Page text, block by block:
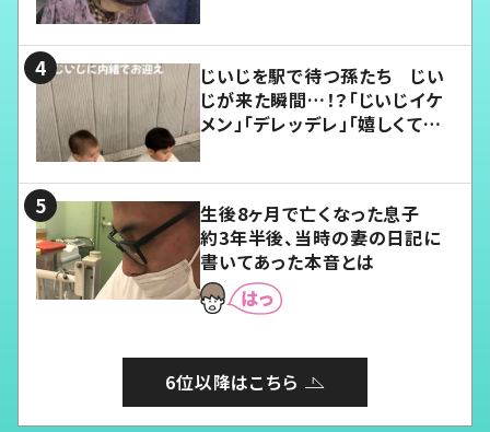
じいじを駅で待つ孫たち じい
じが来た瞬間…！？「じいじイケ
メン」「デレッデレ」「嬉しくて可
生後8ヶ月で亡くなった息子
約3年半後、当時の妻の日記に
書いてあった本音とは
6位以降はこちら